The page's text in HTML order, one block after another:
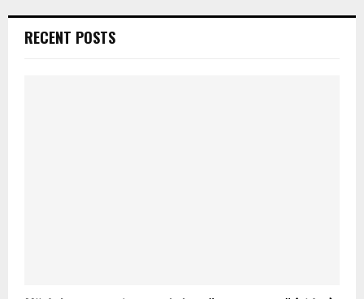
RECENT POSTS